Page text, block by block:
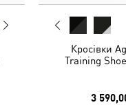
Кросівки
Training
3